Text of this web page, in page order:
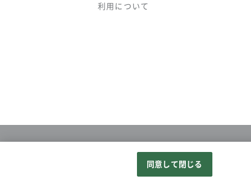
利用について
同意して閉じる